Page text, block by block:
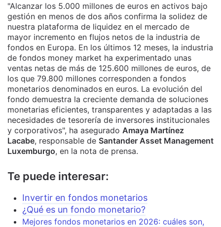
"Alcanzar los 5.000 millones de euros en activos bajo
gestión en menos de dos años confirma la solidez de
nuestra plataforma de liquidez en el mercado de
mayor incremento en flujos netos de la industria de
fondos en Europa. En los últimos 12 meses, la industria
de fondos money market ha experimentado unas
ventas netas de más de 125.600 millones de euros, de
los que 79.800 millones corresponden a fondos
monetarios denominados en euros. La evolución del
fondo demuestra la creciente demanda de soluciones
monetarias eficientes, transparentes y adaptadas a las
necesidades de tesorería de inversores institucionales
y corporativos", ha asegurado Amaya Martínez
Lacabe, responsable de Santander Asset Management
Luxemburgo, en la nota de prensa.
Te puede interesar:
Invertir en fondos monetarios
¿Qué es un fondo monetario?
Mejores fondos monetarios en 2026: cuáles son,